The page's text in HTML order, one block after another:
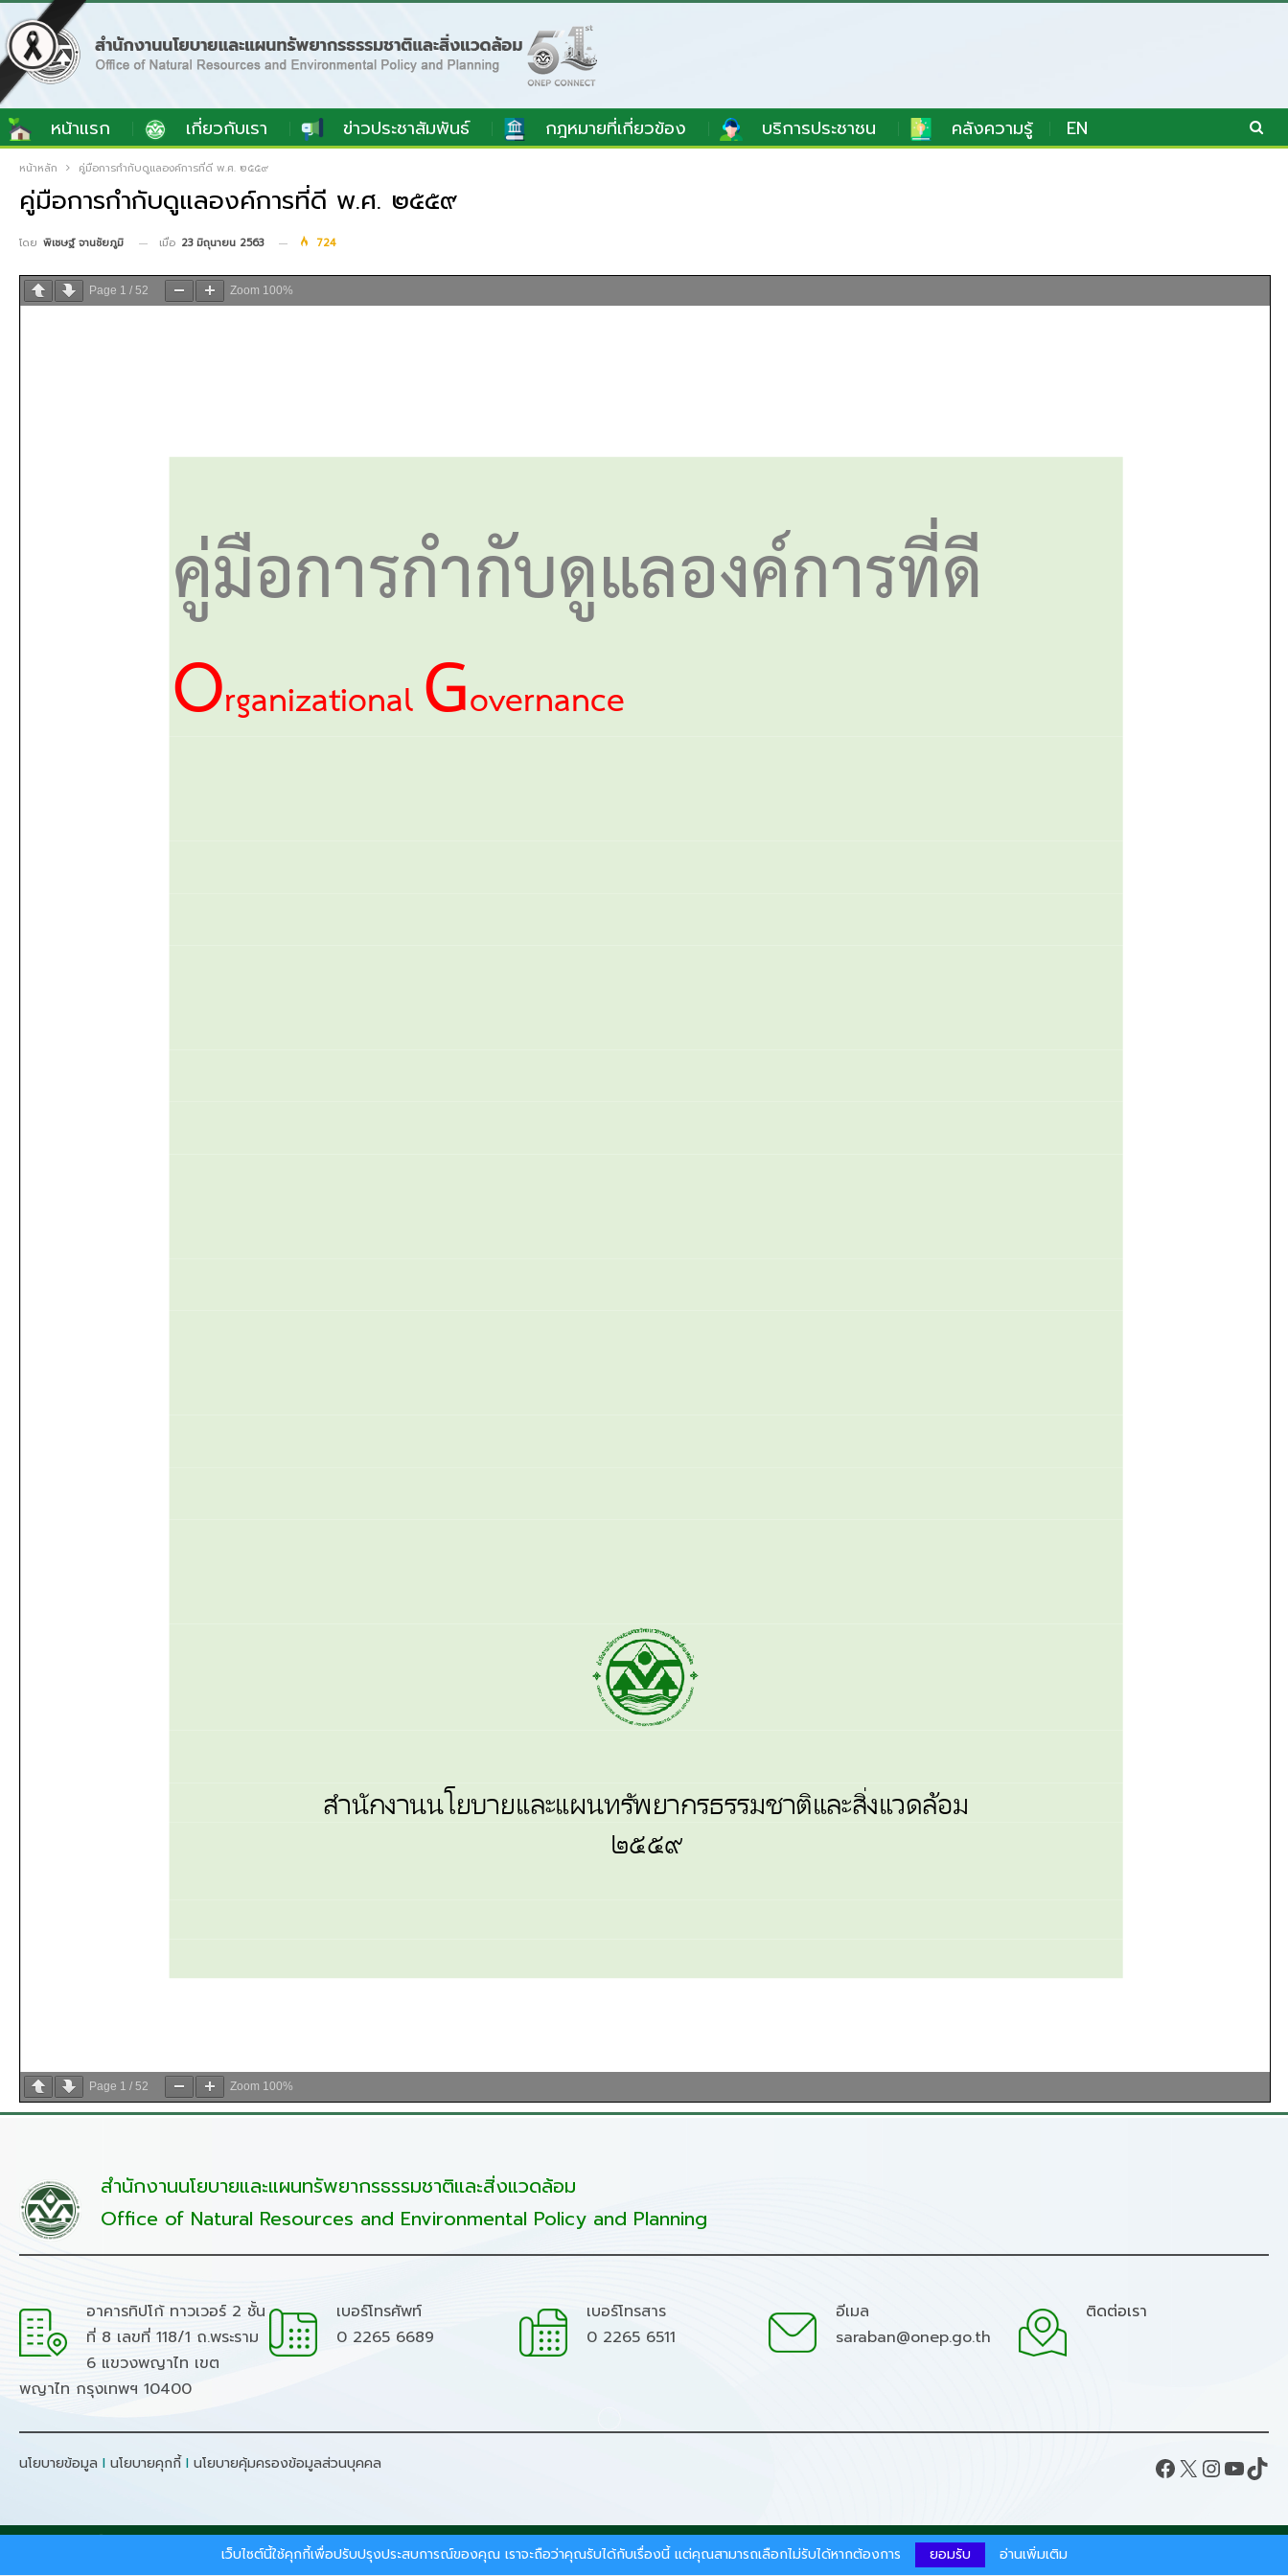
หน้าแรก เกี่ยวกับเรา ข่าวประชาสัมพันธ์ กฎหมายที่เกี่ยวข้อง บริการประชาชน คลังความรู้ EN
หน้าหลัก คู่มือการกำกับดูแลองค์การที่ดี พ.ศ. ๒๕๕๙
คู่มือการกำกับดูแลองค์การที่ดี พ.ศ. ๒๕๕๙
โดย พิเชษฐ์ จานชัยภูมิ เมื่อ 23 มิถุนายน 2563 724
Page 1 / 52 Zoom 100%
Page 1 / 52 Zoom 100%
สำนักงานนโยบายและแผนทรัพยากรธรรมชาติและสิ่งแวดล้อม
Office of Natural Resources and Environmental Policy and Planning
อาคารทิปโก้ ทาวเวอร์ 2 ชั้น
ที่ 8 เลขที่ 118/1 ถ.พระราม
6 แขวงพญาไท เขต
พญาไท กรุงเทพฯ 10400
เบอร์โทรศัพท์
0 2265 6689
เบอร์โทรสาร
0 2265 6511
อีเมล
saraban@onep.go.th
ติดต่อเรา
นโยบายข้อมูล I นโยบายคุกกี้ I นโยบายคุ้มครองข้อมูลส่วนบุคคล Facebook X InstagramYouTube TikTok
สงวนลิขสิทธิ์ © 2026 - สำนักงานนโยบายและแผนทรัพยากรธรรมชาติและสิ่งแวดล้อม.
เว็บไซต์นี้ใช้คุกกี้เพื่อปรับปรุงประสบการณ์ของคุณ เราจะถือว่าคุณรับได้กับเรื่องนี้ แต่คุณสามารถเลือกไม่รับได้หากต้องการ ยอมรับ อ่านเพิ่มเติม